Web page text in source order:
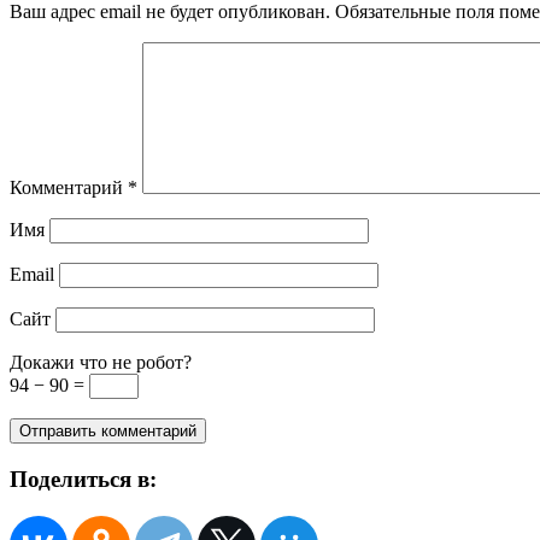
Ваш адрес email не будет опубликован. Обязательные поля
Комментарий *
Имя
Email
Сайт
Докажи что не робот?
94 − 90 =
Поделиться в: